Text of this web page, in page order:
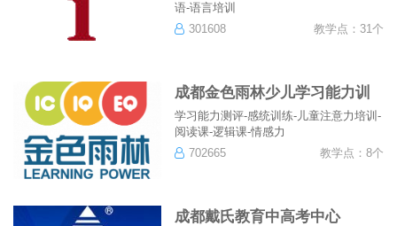
语-语言培训
301608
教学点：31个
成都金色雨林少儿学习能力训
练中心
学习能力测评-感统训练-儿童注意力培训-
阅读课-逻辑课-情感力
702665
教学点：8个
成都戴氏教育中高考中心